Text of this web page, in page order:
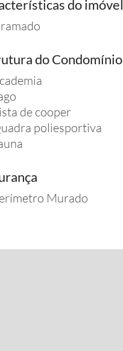
do imóvel
do Condomínio
de cooper
poliesportiva
Murado